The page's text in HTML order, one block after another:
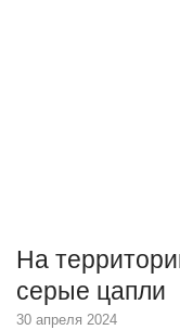
На
серые цапли
30 апреля 2024